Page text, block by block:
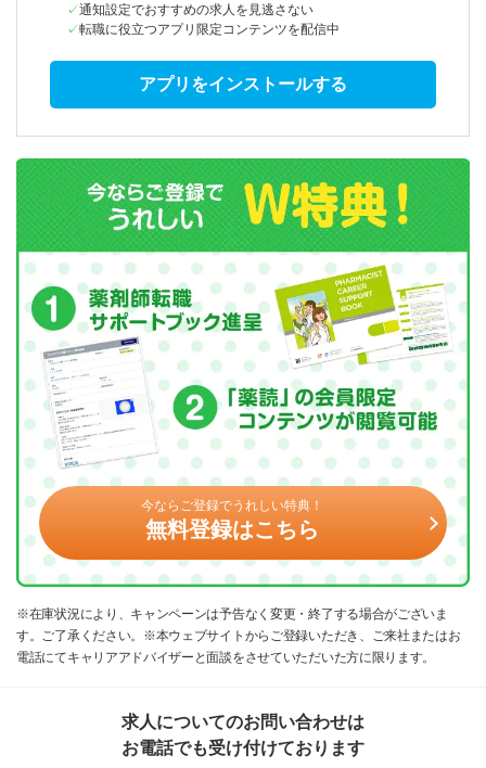
通知設定でおすすめの求人を見逃さない
転職に役立つアプリ限定コンテンツを配信中
アプリをインストールする
今ならご登録でうれしい特典！
無料登録はこちら
※在庫状況により、キャンペーンは予告なく変更・終了する場合がございま
す。ご了承ください。※本ウェブサイトからご登録いただき、ご来社またはお
電話にてキャリアアドバイザーと面談をさせていただいた方に限ります。
求人についてのお問い合わせは
お電話でも受け付けております